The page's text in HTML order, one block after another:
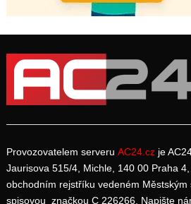
Provozovatelem serveru AC24.cz je
Jaurisova 515/4, Michle, 140 00 Praha
obchodním rejstříku vedeném Městským
spisovou značkou C 226266. Napište